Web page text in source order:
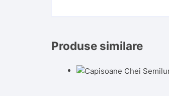
Produse similare